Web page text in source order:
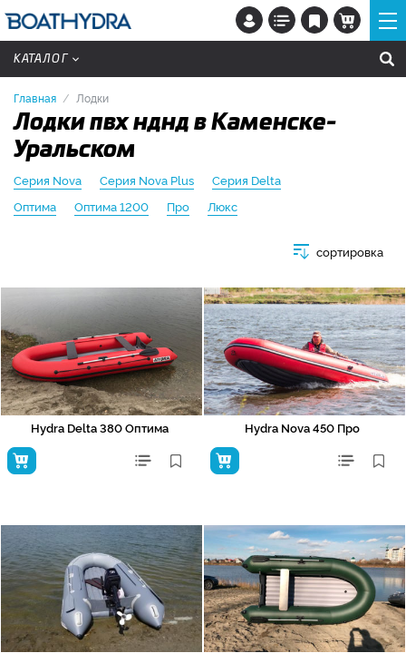
КАТАЛОГ
Главная Лодки
Лодки пвх нднд в Каменске-
Уральском
Серия Nova Серия Nova Plus
Серия Delta
Оптима
Оптима 1200 Про Люкс
сортировка
Hydra Delta 380 Оптима Hydra Nova 450 Про